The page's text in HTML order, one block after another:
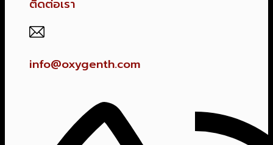
ติดต่อเรา
info@oxygenth.com